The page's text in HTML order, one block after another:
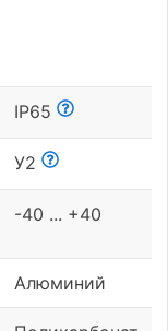
IP65
У2
-40 ... +40
Алюминий